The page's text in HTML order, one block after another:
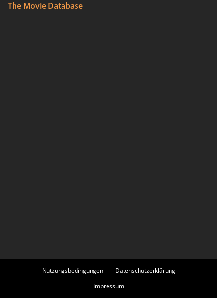
The Movie Database
Nutzungsbedingungen
Datenschutzerklärung
Impressum